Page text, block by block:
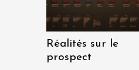
Réalités sur le
prospect